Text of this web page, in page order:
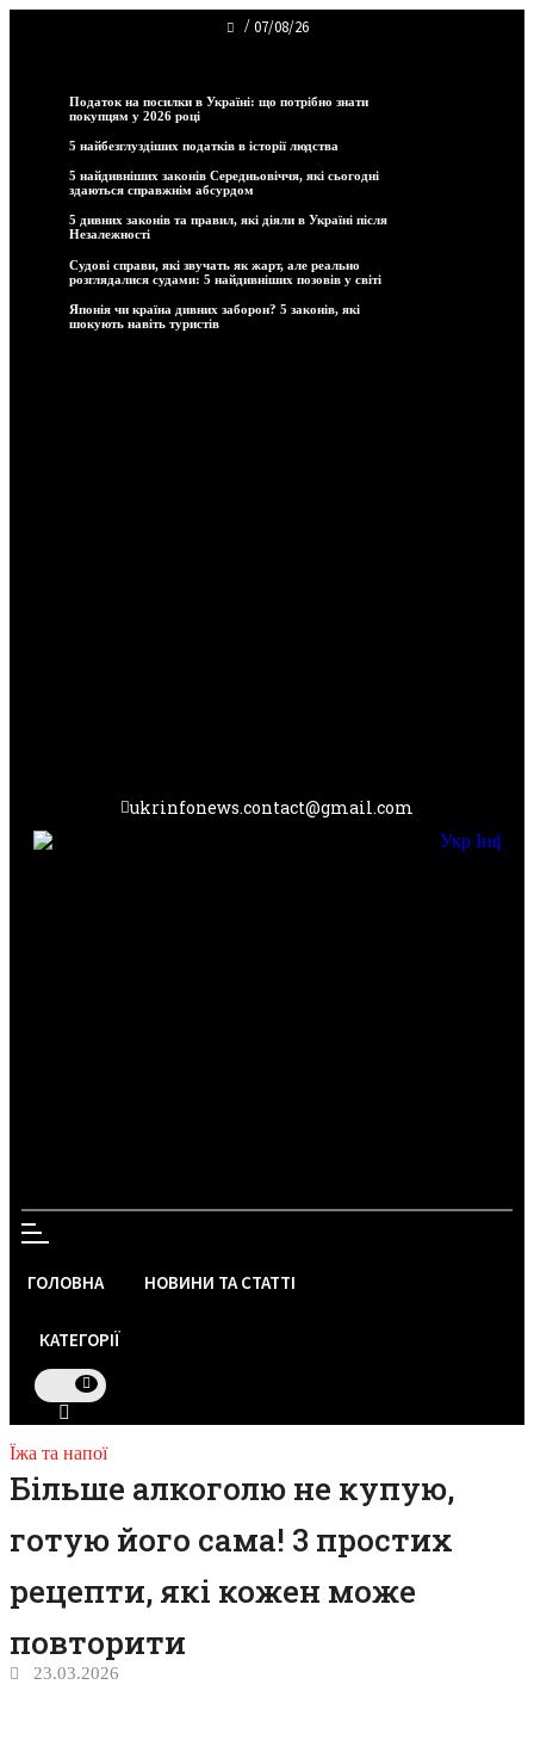
/ 07/08/26
Податок на посилки в Україні: що потрібно знати
покупцям у 2026 році
5 найбезглуздіших податків в історії людства
5 найдивніших законів Середньовіччя, які сьогодні
здаються справжнім абсурдом
5 дивних законів та правил, які діяли в Україні після
Незалежності
Судові справи, які звучать як жарт, але реально
розглядалися судами: 5 найдивніших позовів у світі
Японія чи країна дивних заборон? 5 законів, які
шокують навіть туристів
ukrinfonews.contact@gmail.com
ГОЛОВНА НОВИНИ ТА СТАТТІ
КАТЕГОРІЇ
Їжа та напої
Більше алкоголю не купую,
готую його сама! 3 простих
рецепти, які кожен може
повторити
23.03.2026